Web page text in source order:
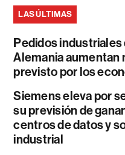
LAS ÚLTIMAS
Pedidos industriales
Alemania aumentan
previsto por los
Siemens eleva por
su previsión de
centros de datos y
industrial